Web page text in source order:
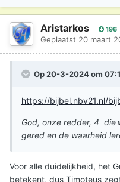
Aristarkos 196
Geplaatst 20 maart
Op 20-3-2024 om
https://bijbel.nbv21.nl/
God, onze redder, 4 die
gered en de waarheid
Voor alle duidelijkheid, het
betekent, dus Timoteus